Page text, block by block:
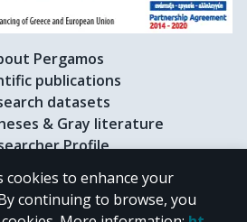
Pergamos
publications
datasets
& Gray literature
Profile
CC BY-NC 4.0
cookies to enhance your
continuing to browse, you